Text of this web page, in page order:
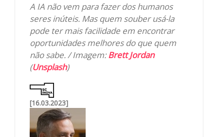
A IA não vem para fazer dos humanos
seres inúteis. Mas quem souber usá-la
pode ter mais facilidade em encontrar
oportunidades melhores do que quem
não sabe. / Imagem:Brett Jordan
(Unsplash)
[16.03.2023]